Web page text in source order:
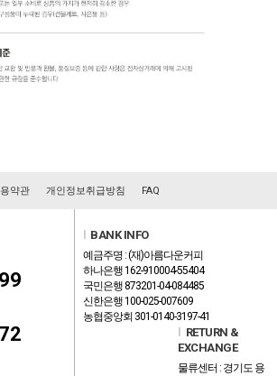
약관 개인정보취급방침 FAQ
BANK INFO
예금주명 : (재)아름다운커피
하나은행 162-910004-55404
국민은행 873201-04-084485
신한은행 100-025-007609
농협중앙회 301-0140-3197-41
RETURN &
EXCHANGE
물류센터 : 경기도 용